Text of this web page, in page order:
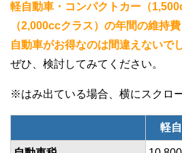
軽自動車・コンパクトカー（
（2,000ccクラス）の年間の維持
自動車がお得なのは間違えないで
ぜひ、検討してみてください。
軽